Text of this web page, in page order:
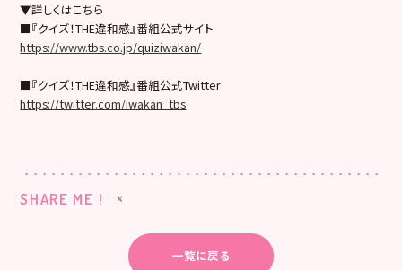
▼詳しくはこちら
■『クイズ！THE違和感』番組公式サイト
https://www.tbs.co.jp/quiziwakan/
■『クイズ！THE違和感』番組公式Twitter
https://twitter.com/iwakan_tbs
SHARE ME !
一覧に戻る